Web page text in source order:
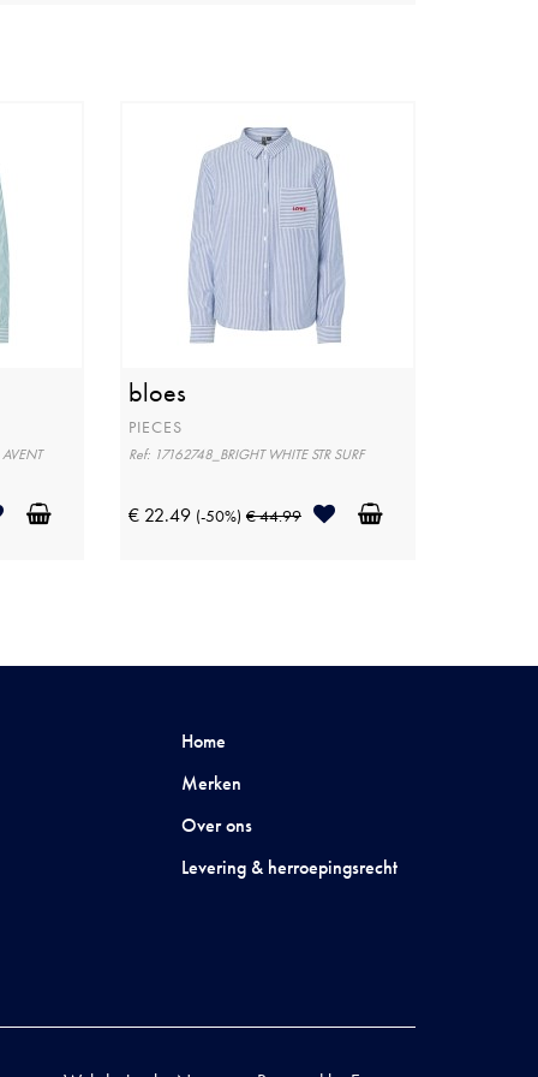
bloes
PIECES
Ref: 17162748_BRIGHT WHITE STR SURF
€ 22.49 (-50%) € 44.99
Home
Merken
Over ons
Levering & herroepingsrecht